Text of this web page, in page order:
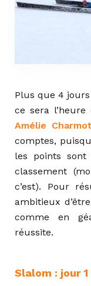
Plus que 4
ce sera
Amélie Charmot
comptes,
les points
classement
c’est). Pour
ambitieux
comme en
réussite.
Slalom : jour